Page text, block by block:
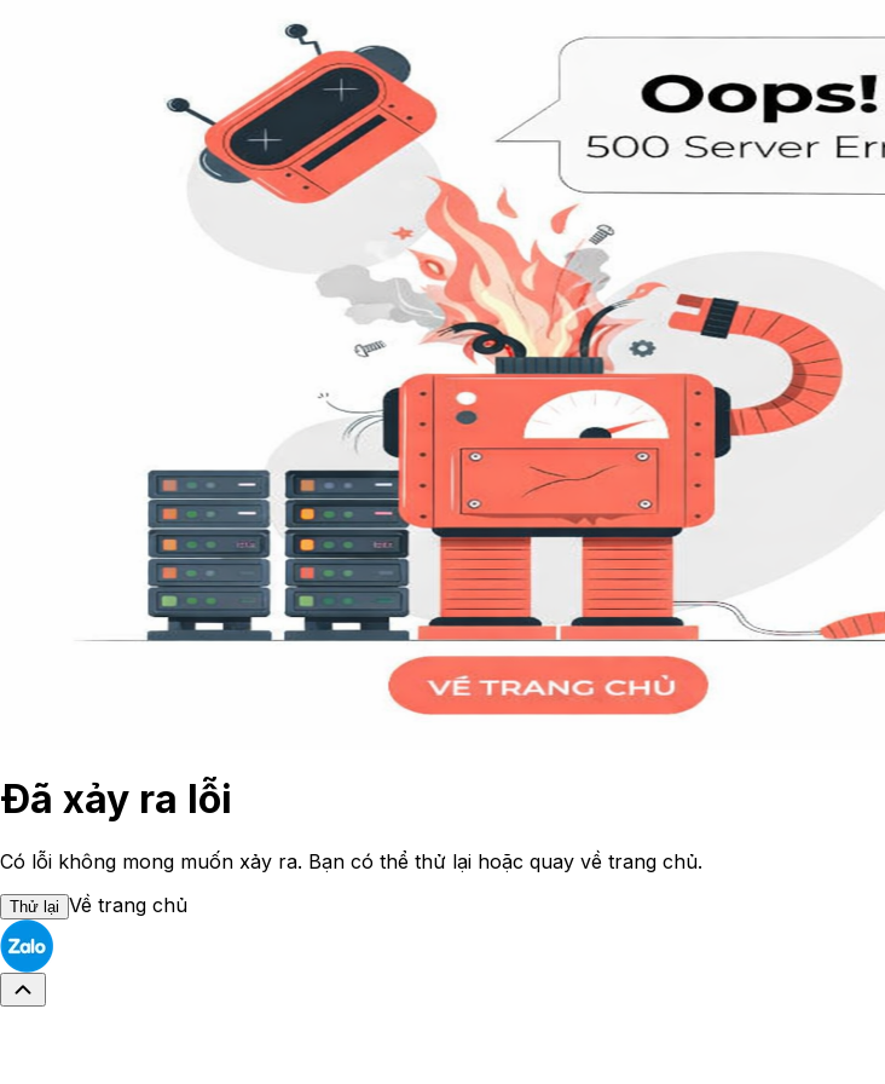
Đã xảy ra lỗi
Có lỗi không mong muốn xảy ra. Bạn có thể thử lại hoặc quay về trang chủ.
Thử lại Về trang chủ